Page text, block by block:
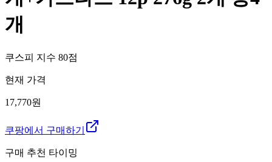
개
쿠스피 지수 80점
현재 가격
17,770원
쿠팡에서 구매하기
구매 추천 타이밍